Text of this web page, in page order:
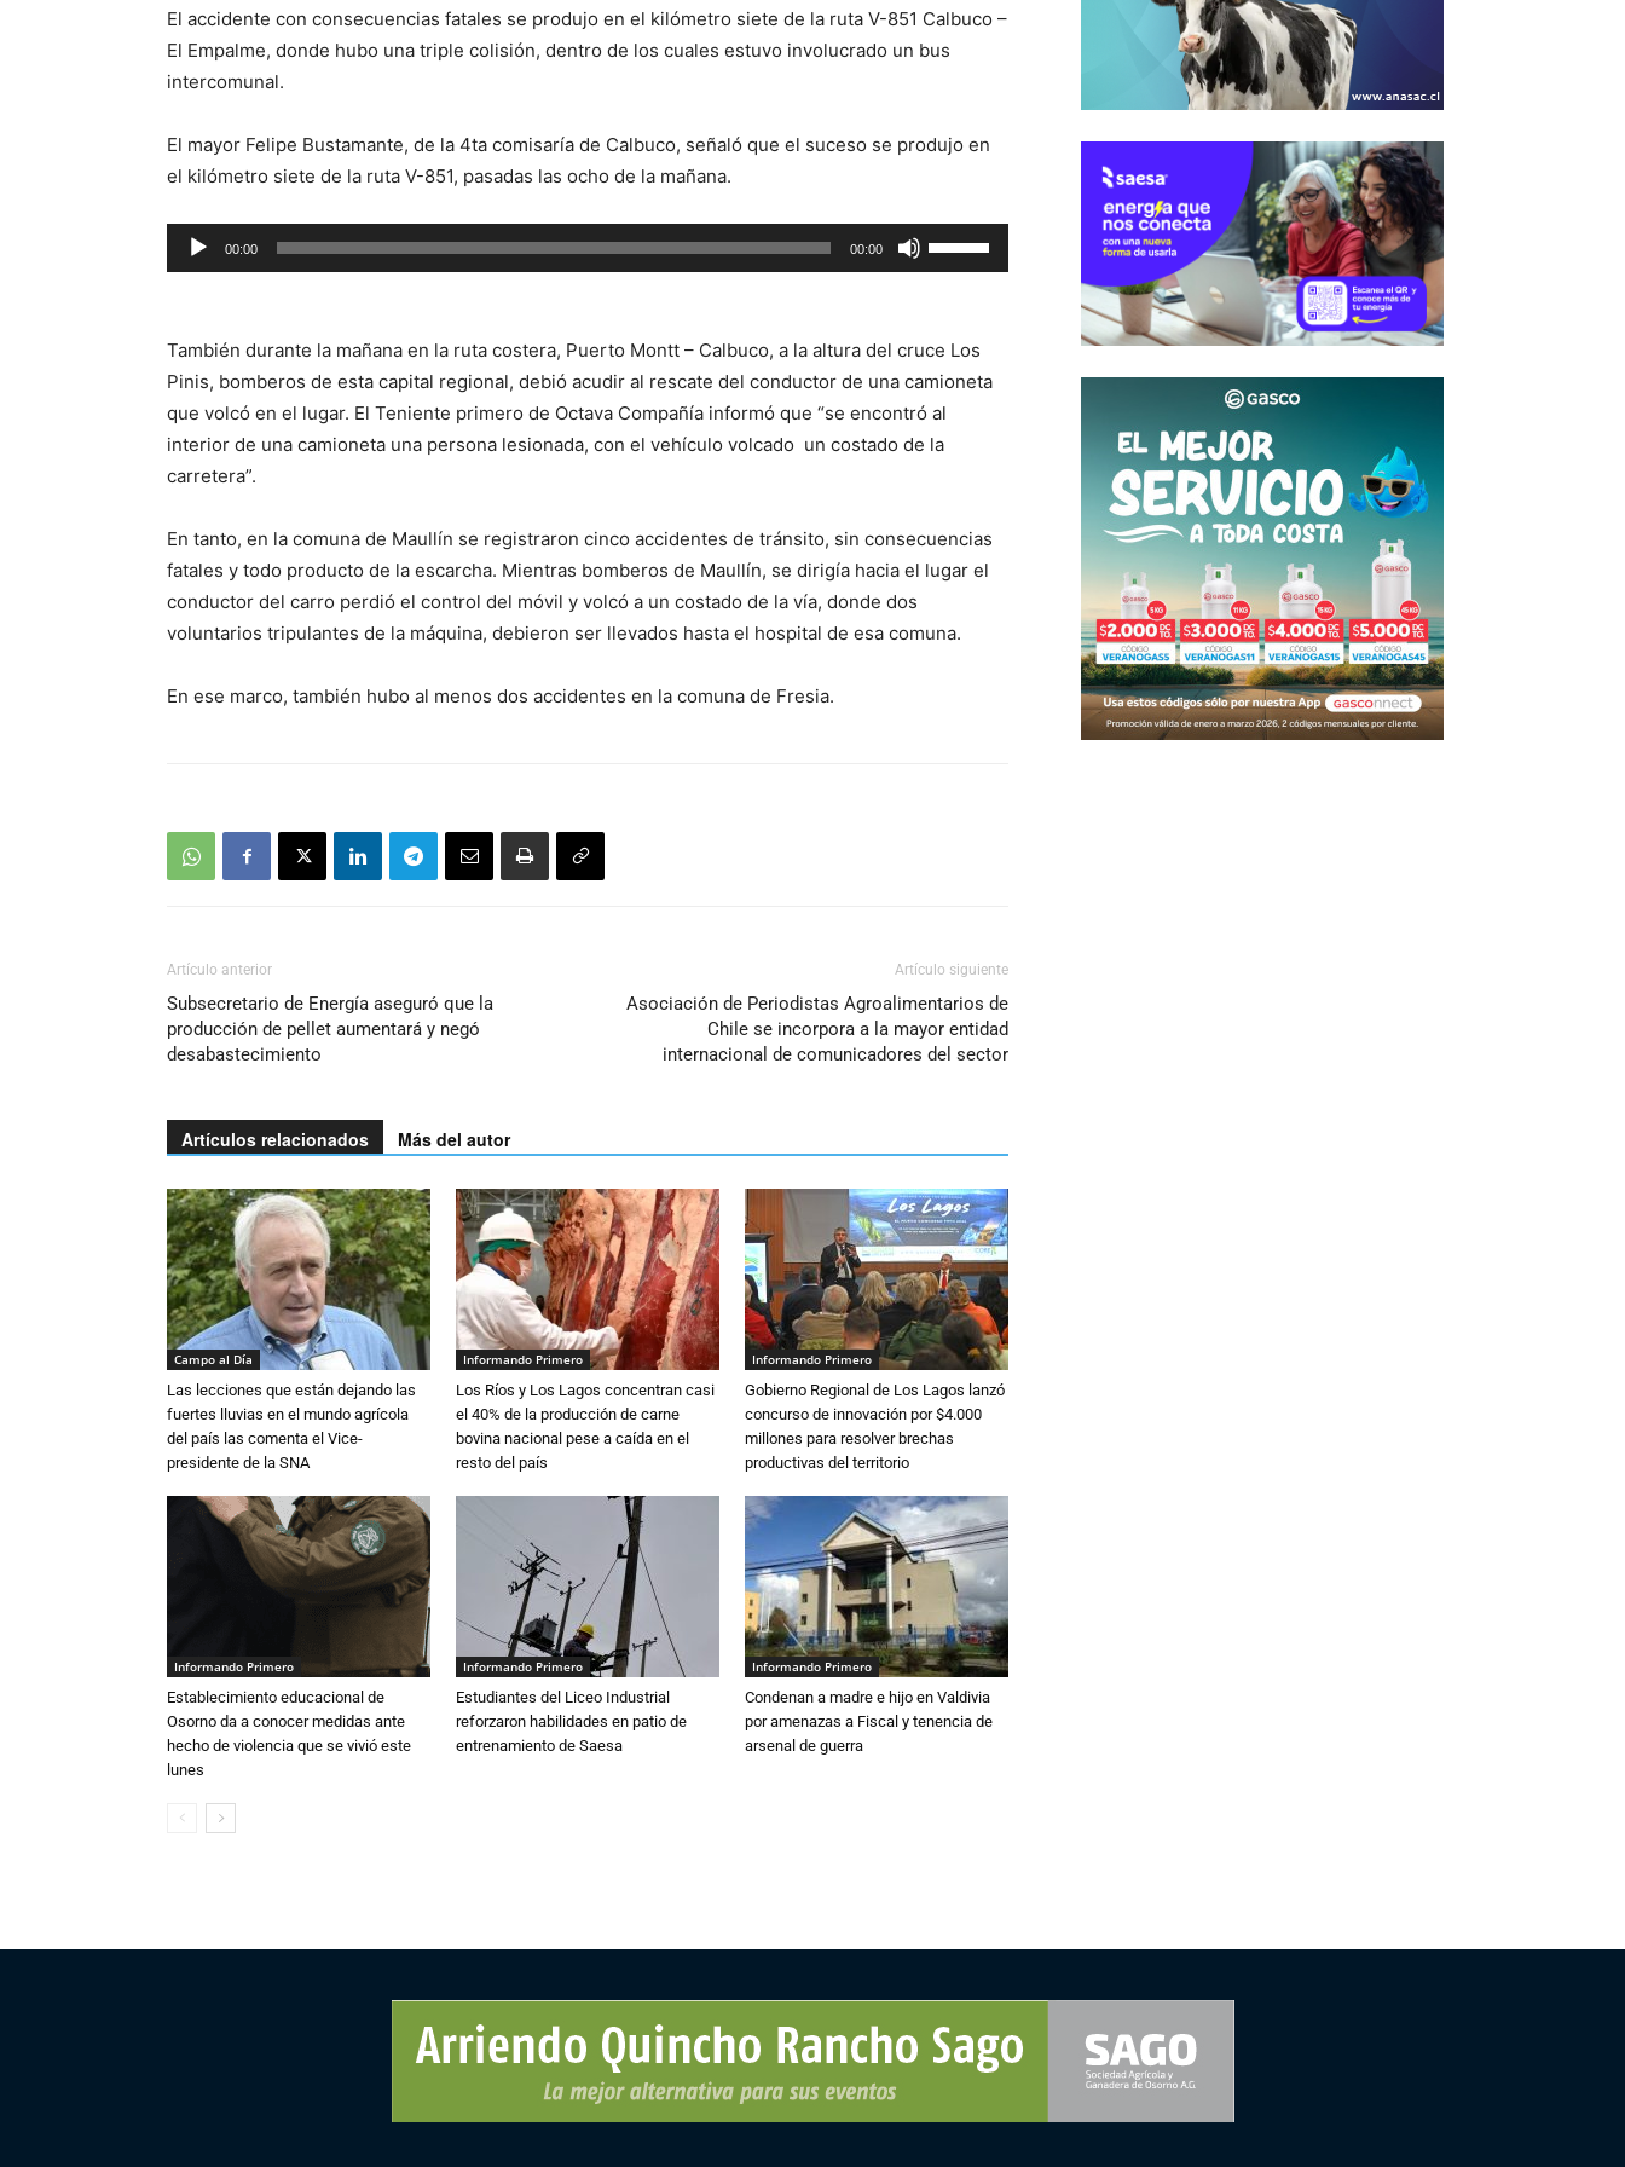
El accidente con consecuencias fatales se produjo en el kilómetro siete de la ruta V-851 Calbuco –
El Empalme, donde hubo una triple colisión, dentro de los cuales estuvo involucrado un bus
intercomunal.
El mayor Felipe Bustamante, de la 4ta comisaría de Calbuco, señaló que el suceso se produjo en
el kilómetro siete de la ruta V-851, pasadas las ocho de la mañana.
Reproductor
de
00:00 00:00
las
flecha
arriba/abajo
para
aumentar
el
volumen.
También durante la mañana en la ruta costera, Puerto Montt – Calbuco, a la altura del cruce Los
Pinis, bomberos de esta capital regional, debió acudir al rescate del conductor de una camioneta
que volcó en el lugar. El Teniente primero de Octava Compañía informó que “se encontró al
interior de una camioneta una persona lesionada, con el vehículo volcado un costado de la
carretera”.
En tanto, en la comuna de Maullín se registraron cinco accidentes de tránsito, sin consecuencias
fatales y todo producto de la escarcha. Mientras bomberos de Maullín, se dirigía hacia el lugar el
conductor del carro perdió el control del móvil y volcó a un costado de la vía, donde dos
voluntarios tripulantes de la máquina, debieron ser llevados hasta el hospital de esa comuna.
En ese marco, también hubo al menos dos accidentes en la comuna de Fresia.
Artículo anterior
Subsecretario de Energía aseguró que la
producción de pellet aumentará y negó
desabastecimiento
Artículo siguiente
Asociación de Periodistas Agroalimentarios de
Chile se incorpora a la mayor entidad
internacional de comunicadores del sector
Artículos relacionados Más del autor
Campo al Día
Las lecciones que están dejando las
fuertes lluvias en el mundo agrícola
del país las comenta el Vice-
presidente de la SNA
Informando Primero
Los Ríos y Los Lagos concentran casi
el 40% de la producción de carne
bovina nacional pese a caída en el
resto del país
Informando Primero
Gobierno Regional de Los Lagos lanzó
concurso de innovación por $4.000
millones para resolver brechas
productivas del territorio
Informando Primero
Establecimiento educacional de
Osorno da a conocer medidas ante
hecho de violencia que se vivió este
lunes
Informando Primero
Estudiantes del Liceo Industrial
reforzaron habilidades en patio de
entrenamiento de Saesa
Informando Primero
Condenan a madre e hijo en Valdivia
por amenazas a Fiscal y tenencia de
arsenal de guerra